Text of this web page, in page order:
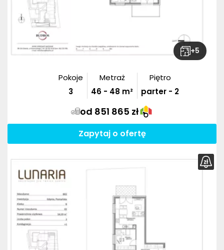
+5
Pokoje
3
Metraż
46 - 48 m²
Piętro
parter - 2
od 851 865 zł
Zapytaj o ofertę